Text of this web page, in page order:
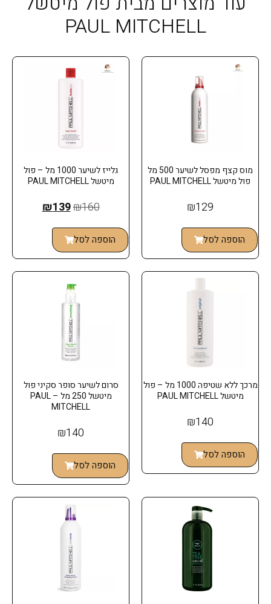
PAUL MITCHELL
מוס קצף מפסל לשיער 500 מל
פול מיטשל PAUL MITCHELL
₪129
הוספה לסל
גלייז לשיער 1000 מל – פול
מיטשל PAUL MITCHELL
₪160
₪139
הוספה לסל
מרכך ללא שטיפה 1000 מל – פול
מיטשל PAUL MITCHELL
₪140
הוספה לסל
סרום לשיער סופר סקיני פול
מיטשל 250 מל – PAUL
MITCHELL
₪140
הוספה לסל